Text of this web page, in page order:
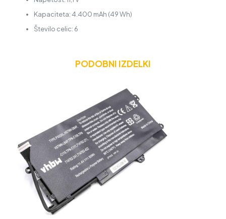
Kapaciteta: 4.400 mAh (49 Wh)
Število celic: 6
PODOBNI IZDELKI